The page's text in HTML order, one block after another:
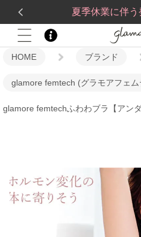
夏季休業に伴
送料一律560円5,500 円(税込)以上
HOME ブランド
glamore femtech (グラモアフェム
glamore femtechふわわブラ【アンダ